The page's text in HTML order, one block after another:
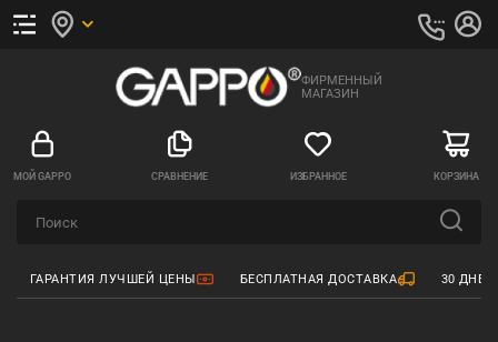
ФИРМЕННЫЙ
МАГАЗИН
МОЙ GAPPO СРАВНЕНИЕ ИЗБРАННОЕ КОРЗИНА
ГАРАНТИЯ ЛУЧШЕЙ ЦЕНЫ БЕСПЛАТНАЯ ДОСТАВКА 30